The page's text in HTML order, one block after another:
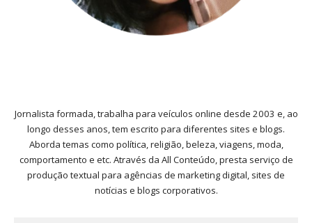
Jornalista formada, trabalha para veículos online desde 2003 e, ao
longo desses anos, tem escrito para diferentes sites e blogs.
Aborda temas como política, religião, beleza, viagens, moda,
comportamento e etc. Através da All Conteúdo, presta serviço de
produção textual para agências de marketing digital, sites de
notícias e blogs corporativos.